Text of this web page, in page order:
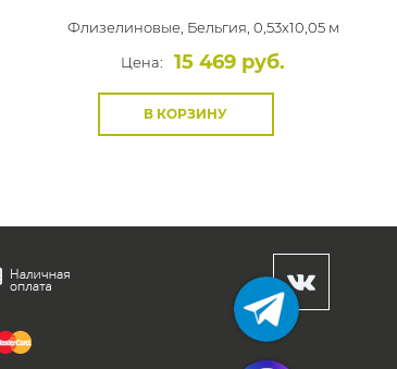
Флизелиновые, Бельгия, 0,53x10,05 м
Цена:
15 469 руб.
В КОРЗИНУ